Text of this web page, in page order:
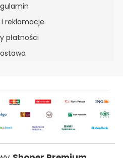
reklamacje
płatności